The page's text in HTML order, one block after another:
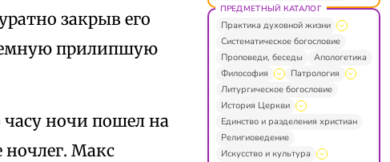
закрыв его
прилипшую
ночи пошел на
ночлег. Макс
ПРЕДМЕТНЫЙ КАТАЛОГ
Практика духовной жизни
Систематическое богословие
Проповеди, беседы
Апологетика
Философия
Патрология
Литургическое богословие
История Церкви
Единство и разделения христиан
Религиоведение
Искусство и культура